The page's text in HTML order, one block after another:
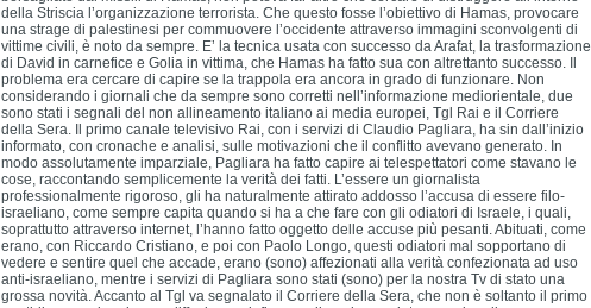
della Striscia l’organizzazione terrorista. Che questo fosse l’obiettivo di Hamas, provocare
una strage di palestinesi per commuovere l’occidente attraverso immagini sconvolgenti di
vittime civili, è noto da sempre. E’ la tecnica usata con successo da Arafat, la trasformazione
di David in carnefice e Golia in vittima, che Hamas ha fatto sua con altrettanto successo. Il
problema era cercare di capire se la trappola era ancora in grado di funzionare. Non
considerando i giornali che da sempre sono corretti nell’informazione mediorientale, due
sono stati i segnali del non allineamento italiano ai media europei, Tgl Rai e il Corriere
della Sera. Il primo canale televisivo Rai, con i servizi di Claudio Pagliara, ha sin dall’inizio
informato, con cronache e analisi, sulle motivazioni che il conflitto avevano generato. In
modo assolutamente imparziale, Pagliara ha fatto capire ai telespettatori come stavano le
cose, raccontando semplicemente la verità dei fatti. L’essere un giornalista
professionalmente rigoroso, gli ha naturalmente attirato addosso l’accusa di essere filo-
israeliano, come sempre capita quando si ha a che fare con gli odiatori di Israele, i quali,
soprattutto attraverso internet, l’hanno fatto oggetto delle accuse più pesanti. Abituati, come
erano, con Riccardo Cristiano, e poi con Paolo Longo, questi odiatori mal sopportano di
vedere e sentire quel che accade, erano (sono) affezionati alla verità confezionata ad uso
anti-israeliano, mentre i servizi di Pagliara sono stati (sono) per la nostra Tv di stato una
grossa novità. Accanto al Tgl va segnalato il Corriere della Sera, che non è soltanto il primo